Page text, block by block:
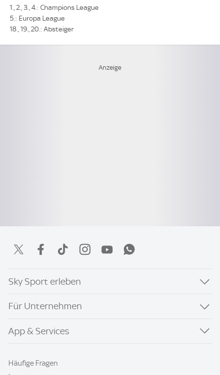
1., 2., 3., 4.: Champions League
5.: Europa League
18., 19., 20.: Absteiger
Sky Sport erleben
Für Unternehmen
App & Services
Häufige Fragen